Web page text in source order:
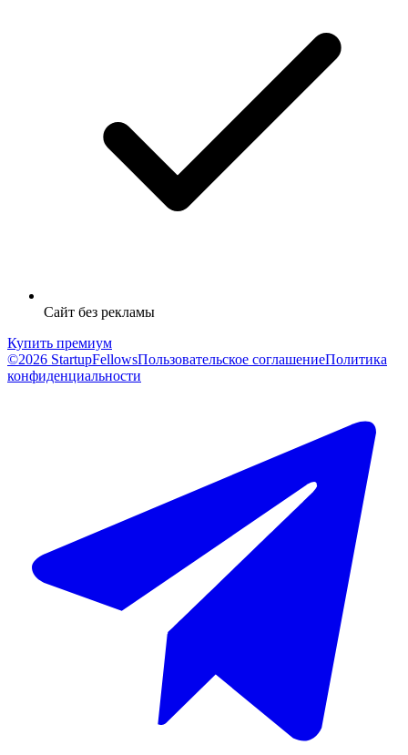
Сайт без рекламы
Купить премиум
©2026 StartupFellowsПользовательское соглашениеПолитика
конфиденциальности